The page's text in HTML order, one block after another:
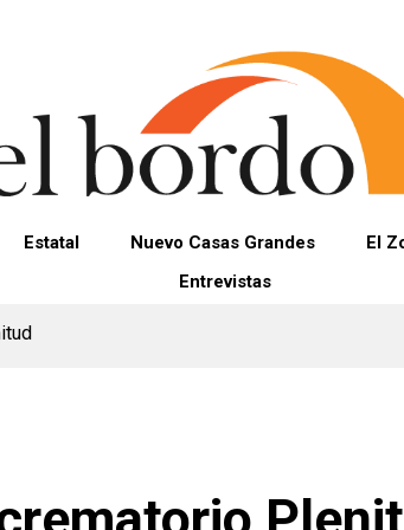
Estatal Nuevo Casas Grandes El
Entrevistas